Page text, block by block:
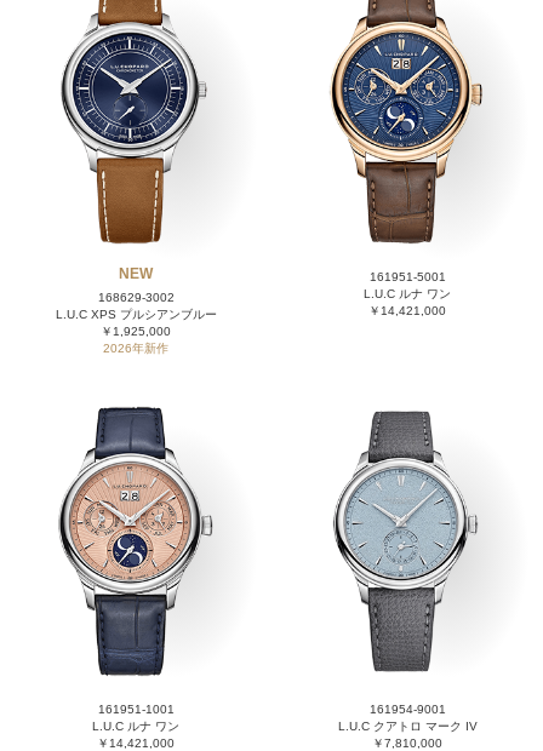
NEW
168629-3002
L.U.C XPS プルシアンブルー
￥1,925,000
2026年新作
161951-5001
L.U.C ルナ ワン
￥14,421,000
161951-1001
L.U.C ルナ ワン
￥14,421,000
161954-9001
L.U.C クアトロ マーク IV
￥7,810,000